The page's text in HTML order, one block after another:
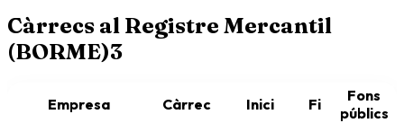
Càrrecs al Registre Mercantil
(BORME)3
Empresa Càrrec Inici Fi
Fons
públics